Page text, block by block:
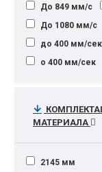
До 849 мм/с
До 1080 мм/с
до 400 мм/сек
о 400 мм/сек
МАТЕРИАЛА
2145 мм